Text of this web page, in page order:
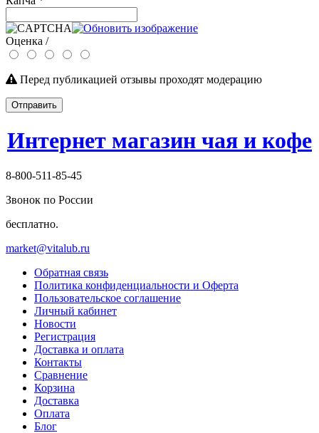
Оценка /
Перед публикацией отзывы проходят модерацию
Отправить
Интернет магазин чая и кофе
8-800-511-85-45
Звонок по России
бесплатно.
market@vitalub.ru
Обратная связь
Политика конфиденциальности и Оферта
Пользовательское соглашение
Личный кабинет
Новости
Регистрация
Доставка и оплата
Контакты
Сравнение
Корзина
Доставка
Оплата
Блог